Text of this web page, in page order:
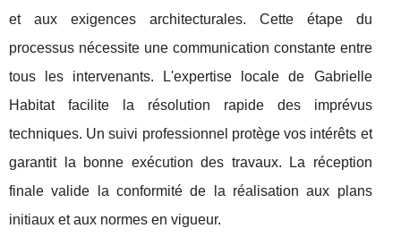
et aux exigences architecturales. Cette étape du
processus nécessite une communication constante entre
tous les intervenants. L'expertise locale de Gabrielle
Habitat facilite la résolution rapide des imprévus
techniques. Un suivi professionnel protège vos intérêts et
garantit la bonne exécution des travaux. La réception
finale valide la conformité de la réalisation aux plans
initiaux et aux normes en vigueur.